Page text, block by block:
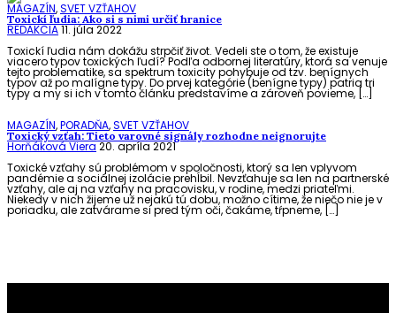
MAGAZÍN,SVET VZŤAHOV
Toxickí ľudia: Ako si s nimi určiť hranice
REDAKCIA11. júla 2022
Toxickí ľudia nám dokážu strpčiť život. Vedeli ste o tom, že existuje
viacero typov toxických ľudí? Podľa odbornej literatúry, ktorá sa venuje
tejto problematike, sa spektrum toxicity pohybuje od tzv. benígnych
typov až po malígne typy. Do prvej kategórie (benígne typy) patria tri
typy a my si ich v tomto článku predstavíme a zároveň povieme, […]
MAGAZÍN,PORADŇA,SVET VZŤAHOV
Toxický vzťah: Tieto varovné signály rozhodne neignorujte
Horňáková Viera20. apríla 2021
Toxické vzťahy sú problémom v spoločnosti, ktorý sa len vplyvom
pandémie a sociálnej izolácie prehĺbil. Nevzťahuje sa len na partnerské
vzťahy, ale aj na vzťahy na pracovisku, v rodine, medzi priateľmi.
Niekedy v nich žijeme už nejakú tú dobu, možno cítime, že niečo nie je v
poriadku, ale zatvárame si pred tým oči, čakáme, tŕpneme, […]